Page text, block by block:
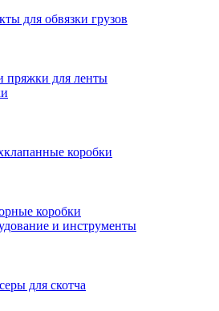
для обвязки грузов
пряжки для ленты
коробки
коробки
и инструменты
для скотча